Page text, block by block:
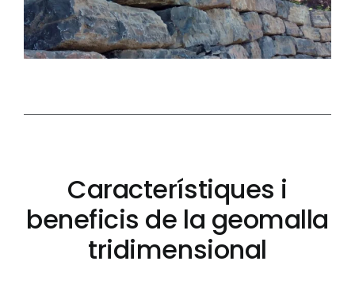
Característiques i
beneficis de la geomalla
tridimensional